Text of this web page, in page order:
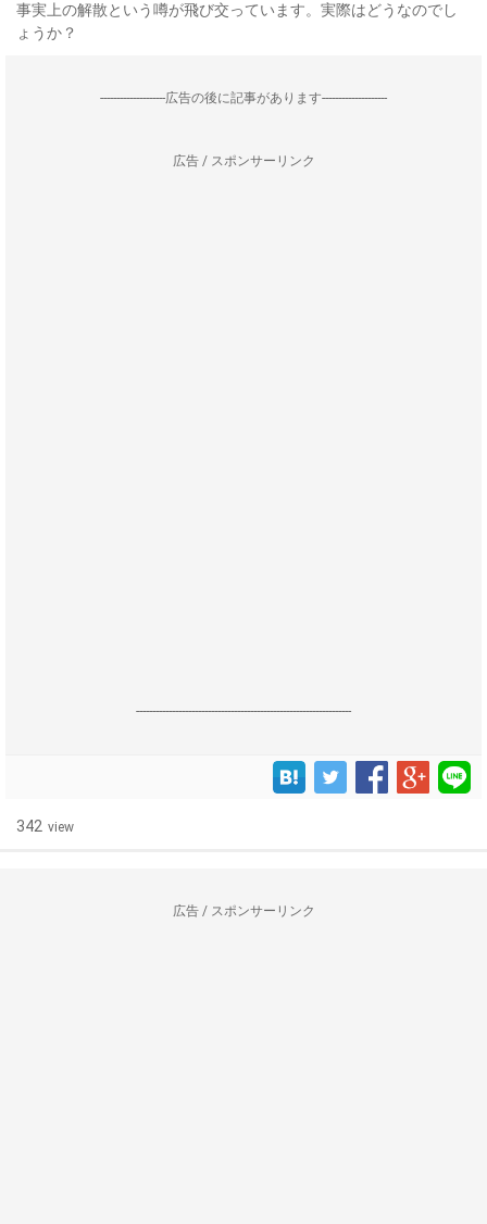
事実上の解散という噂が飛び交っています。実際はどうなのでし
ょうか？
--------------------広告の後に記事があります--------------------
広告 / スポンサーリンク
------------------------------------------------------------------
342 view
広告 / スポンサーリンク